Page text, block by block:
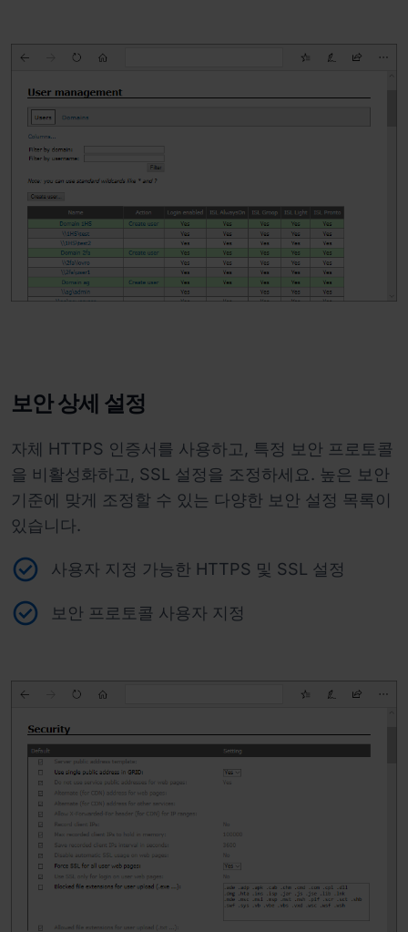
보안 상세 설정
자체 HTTPS 인증서를 사용하고, 특정 보안 프로토콜
을 비활성화하고, SSL 설정을 조정하세요. 높은 보안
기준에 맞게 조정할 수 있는 다양한 보안 설정 목록이
있습니다.
사용자 지정 가능한 HTTPS 및 SSL 설정
보안 프로토콜 사용자 지정